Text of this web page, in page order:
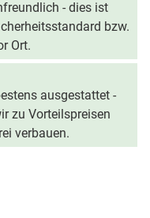
- dies ist
bzw.
Ort.
ausgestattet -
zu Vorteilspreisen
verbauen.